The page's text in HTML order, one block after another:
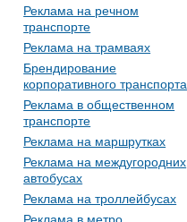
Реклама на речном
транспорте
Реклама на трамваях
Брендирование
корпоративного транспорта
Реклама в общественном
транспорте
Реклама на маршрутках
Реклама на междугородних
автобусах
Реклама на троллейбусах